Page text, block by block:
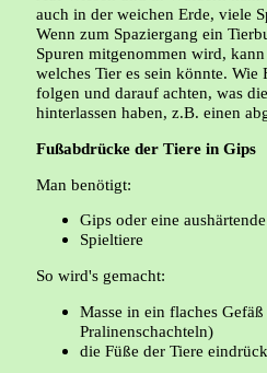
auch in der weichen Erde, viele
Wenn zum Spaziergang ein
Spuren mitgenommen wird,
welches Tier es sein könnte. Wie
folgen und darauf achten, was
hinterlassen haben, z.B. einen
Fußabdrücke der Tiere in Gips
Man benötigt:
Gips oder eine
Spieltiere
So wird's gemacht:
Masse in ein flaches
Pralinenschachteln)
die Füße der Tiere